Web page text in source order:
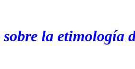
la etimología